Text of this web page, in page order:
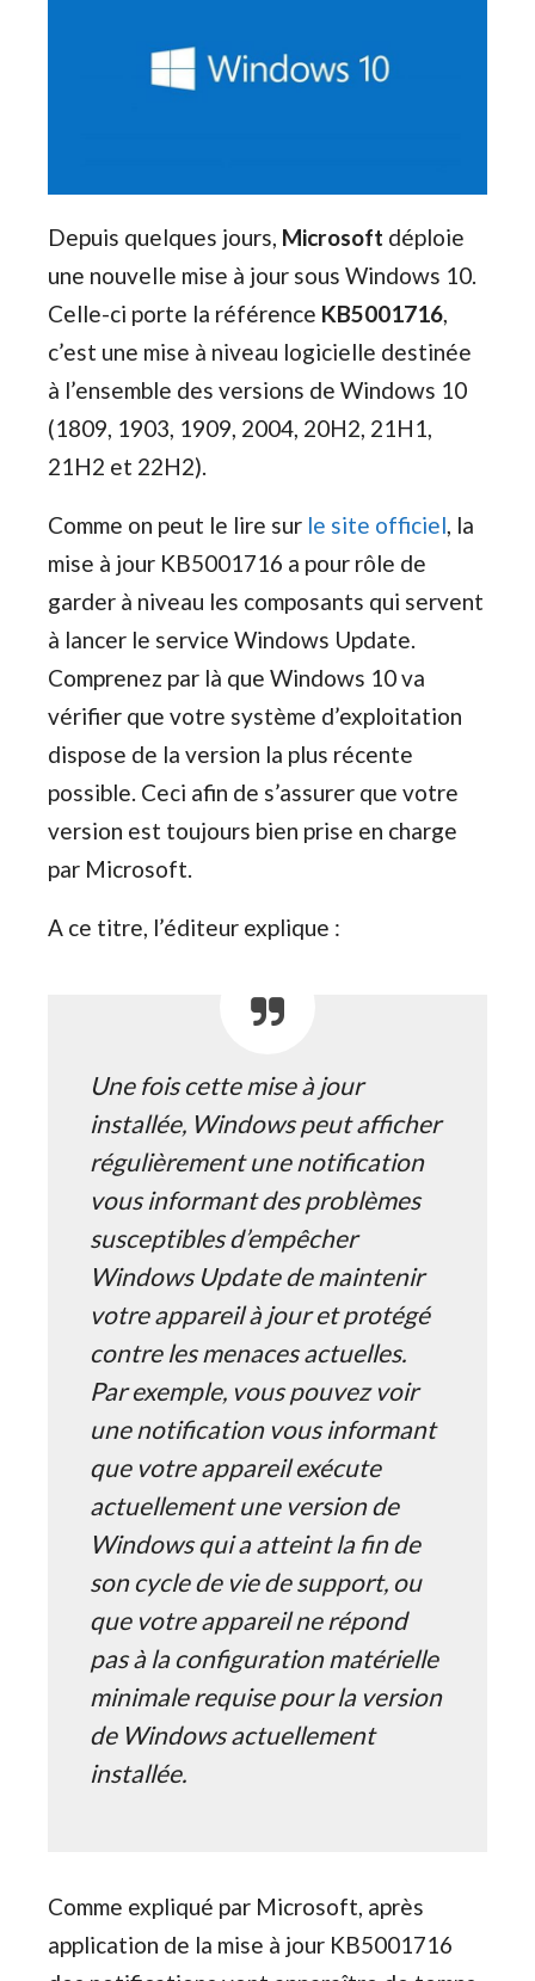
Depuis quelques jours, Microsoft déploie
une nouvelle mise à jour sous Windows 10.
Celle-ci porte la référence KB5001716,
c’est une mise à niveau logicielle destinée
à l’ensemble des versions de Windows 10
(1809, 1903, 1909, 2004, 20H2, 21H1,
21H2 et 22H2).
Comme on peut le lire sur le site officiel, la
mise à jour KB5001716 a pour rôle de
garder à niveau les composants qui servent
à lancer le service Windows Update.
Comprenez par là que Windows 10 va
vérifier que votre système d’exploitation
dispose de la version la plus récente
possible. Ceci afin de s’assurer que votre
version est toujours bien prise en charge
par Microsoft.
A ce titre, l’éditeur explique :
Une fois cette mise à jour
installée, Windows peut afficher
régulièrement une notification
vous informant des problèmes
susceptibles d’empêcher
Windows Update de maintenir
votre appareil à jour et protégé
contre les menaces actuelles.
Par exemple, vous pouvez voir
une notification vous informant
que votre appareil exécute
actuellement une version de
Windows qui a atteint la fin de
son cycle de vie de support, ou
que votre appareil ne répond
pas à la configuration matérielle
minimale requise pour la version
de Windows actuellement
installée.
Comme expliqué par Microsoft, après
application de la mise à jour KB5001716